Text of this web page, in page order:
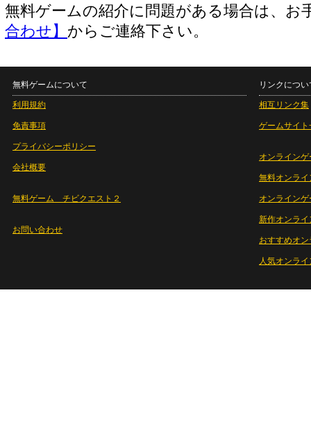
無料ゲームの紹介に問題がある場合は、お
合わせ】 からご連絡下さい。
無料ゲームについて
利用規約
免責事項
プライバシーポリシー
会社概要
無料ゲーム チビクエスト２
お問い合わせ
リンクについ
相互リンク集
ゲームサイト
オンラインゲ
無料オンライ
オンライン
新作オンライ
おすすめオ
人気オンラ